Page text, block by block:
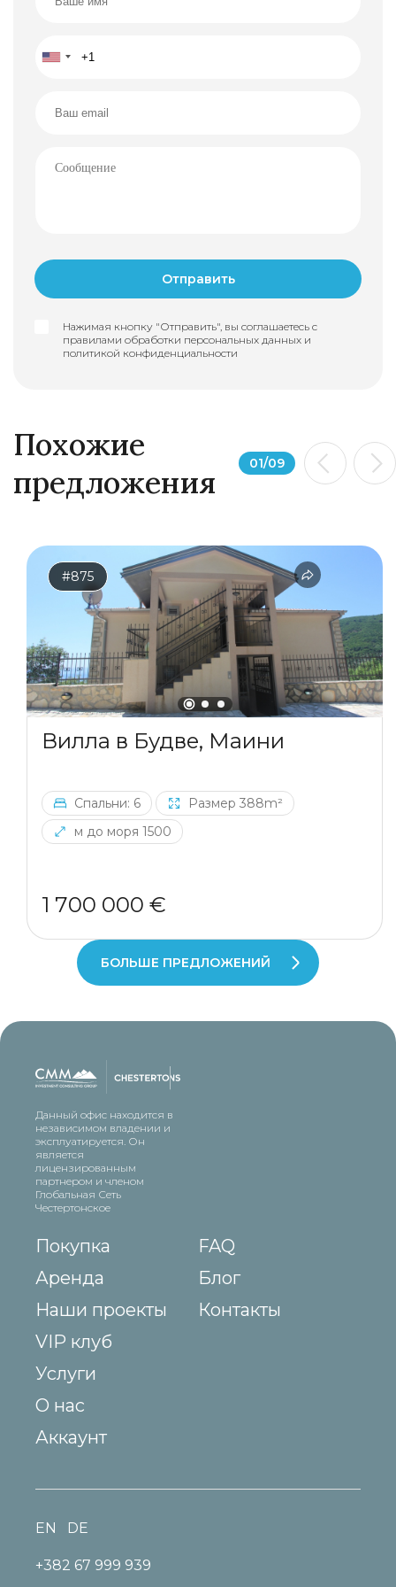
природы, аутентичной архитектуры, камня, дерева
для отдыха или эксклюзивной инвестиции под
Нажимая кнопку "Отправить", вы соглашаетесь с
правилами обработки персональных данных и
политикой конфиденциальности
Похожие
предложения
01/09
#875
Вилла в Будве, Маини
Спальни: 6
Размер 388m²
м до моря 1500
1 700 000 €
БОЛЬШЕ ПРЕДЛОЖЕНИЙ
Данный офис находится в
независимом владении и
эксплуатируется. Он
является
лицензированным
партнером и членом
Глобальная Сеть
Честертонское
Покупка
Аренда
Наши проекты
VIP клуб
Услуги
О нас
FAQ
Блог
Контакты
Аккаунт
+382 67 999 939
EN DE